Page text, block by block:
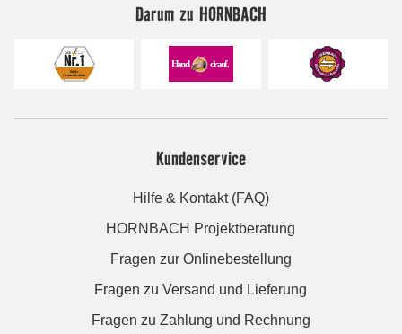
Darum zu HORNBACH
Kundenservice
Hilfe & Kontakt (FAQ)
HORNBACH Projektberatung
Fragen zur Onlinebestellung
Fragen zu Versand und Lieferung
Fragen zu Zahlung und Rechnung